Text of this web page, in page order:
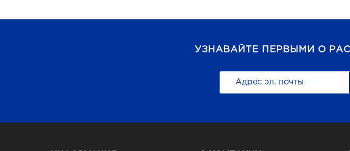
УЗНАВАЙТЕ ПЕРВЫМИ О